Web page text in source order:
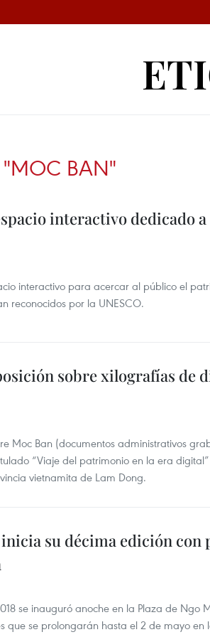
"MOC BAN"
interactivo dedicado
interactivo para acercar al público el
reconocidos por la UNESCO.
sobre xilografías de
Moc Ban (documentos administrativos
“Viaje del patrimonio en la era
vietnamita de Lam Dong.
inicia su décima edición
se inauguró anoche en la Plaza de
que se prolongarán hasta el 2 de mayo